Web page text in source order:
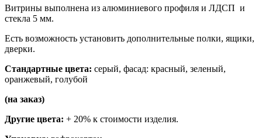
Витрины выполнена из алюминиевого профиля и ЛДСП и
стекла 5 мм.
Есть возможность установить дополнительные полки, ящики,
дверки.
Стандартные цвета: серый, фасад: красный, зеленый,
оранжевый, голубой
(на заказ)
Другие цвета: + 20% к стоимости изделия.